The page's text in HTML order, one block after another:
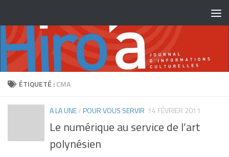
ÉTIQUETÉ :CMA
A LA UNE/POUR VOUS SERVIR 14 FÉVRIER 2011
Le numérique au service de l’art
polynésien